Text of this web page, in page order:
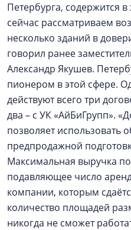
Петербурга, содержится
сейчас рассматриваем
несколько зданий в
говорил ранее
Александр Якушев.
пионером в этой сфере.
действуют всего три
два – с УК «АйБиГрупп».
позволяет использовать
предпродажной
Максимальная выручка
подавляющее число
компании, которым
количество площадей
никогда не сможет